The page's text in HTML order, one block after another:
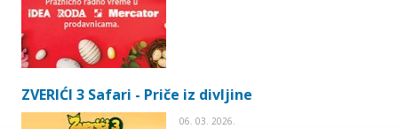
ZVERIĆI 3 Safari - Priče iz divljine
06. 03. 2026.